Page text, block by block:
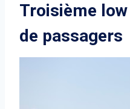
Troisième
de passagers